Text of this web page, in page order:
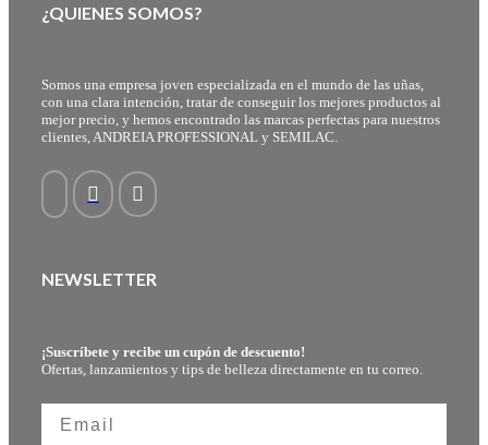
¿QUIENES SOMOS?
Somos una empresa joven especializada en el mundo de las uñas,
con una clara intención, tratar de conseguir los mejores productos al
mejor precio, y hemos encontrado las marcas perfectas para nuestros
clientes, ANDREIA PROFESSIONAL y SEMILAC.
NEWSLETTER
¡Suscríbete y recibe un cupón de descuento!
Ofertas, lanzamientos y tips de belleza directamente en tu correo.